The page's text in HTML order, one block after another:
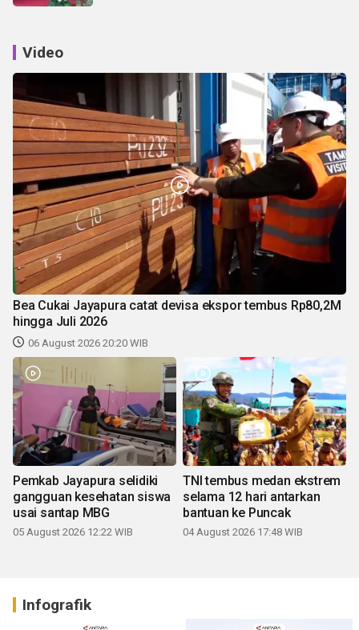
Video
Bea Cukai Jayapura catat devisa ekspor tembus Rp80,2M
hingga Juli 2026
06 August 2026 20:20 WIB
Pemkab Jayapura selidiki
gangguan kesehatan siswa
usai santap MBG
05 August 2026 12:22 WIB
TNI tembus medan ekstrem
selama 12 hari antarkan
bantuan ke Puncak
04 August 2026 17:48 WIB
Infografik